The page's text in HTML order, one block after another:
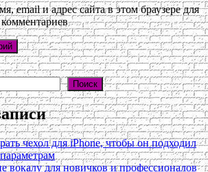
email и адрес сайта в этом браузере для
Поиск
чехол для iPhone, чтобы он подходил
вокалу для новичков и профессионалов